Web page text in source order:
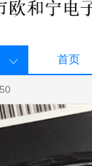
首页